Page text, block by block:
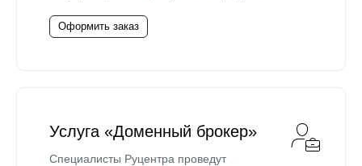
Оформить заказ
Услуга «Доменный брокер»
Специалисты Руцентра проведут